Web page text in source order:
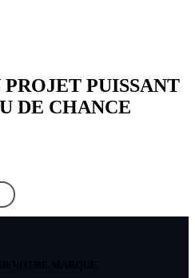
PUISSANT
DE CHANCE